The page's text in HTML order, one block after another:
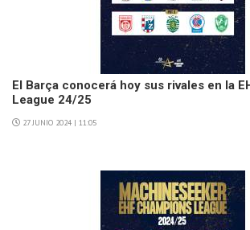
El Barça conocerá hoy sus rivales en la
League 24/25
27 JUNIO 2024 | 11:05